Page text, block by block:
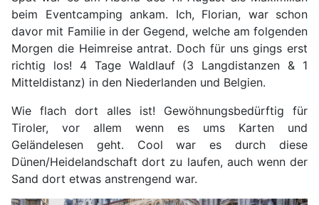
beim Eventcamping ankam. Ich, Florian, war schon
davor mit Familie in der Gegend, welche am folgenden
Morgen die Heimreise antrat. Doch für uns gings erst
richtig los! 4 Tage Waldlauf (3 Langdistanzen & 1
Mitteldistanz) in den Niederlanden und Belgien.
Wie flach dort alles ist! Gewöhnungsbedürftig für
Tiroler, vor allem wenn es ums Karten und
Geländelesen geht. Cool war es durch diese
Dünen/Heidelandschaft dort zu laufen, auch wenn der
Sand dort etwas anstrengend war.